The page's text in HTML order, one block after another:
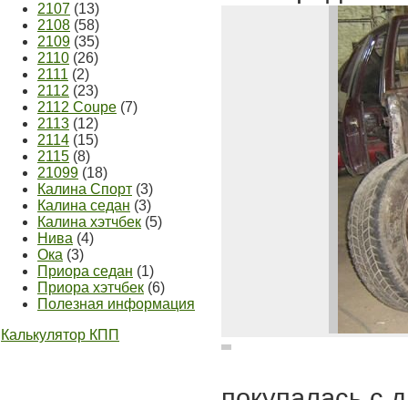
2107 (13)
2108 (58)
2109 (35)
2110 (26)
2111 (2)
2112 (23)
2112 Coupe (7)
2113 (12)
2114 (15)
2115 (8)
21099 (18)
Калина Спорт (3)
Калина седан (3)
Калина хэтчбек (5)
Нива (4)
Ока (3)
Приора седан (1)
Приора хэтчбек (6)
Полезная информация
Калькулятор КПП